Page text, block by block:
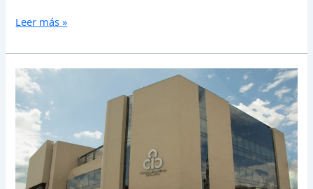
Leer más »
Boletín
Informativo
Sipref
–
noviembre
2017